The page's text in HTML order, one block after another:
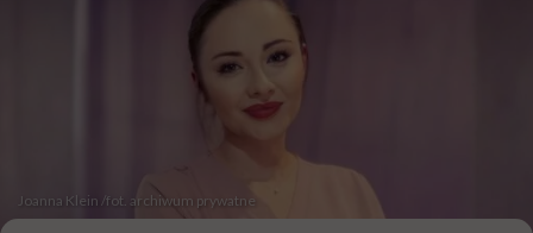
Joanna Klein /fot. archiwum prywatne